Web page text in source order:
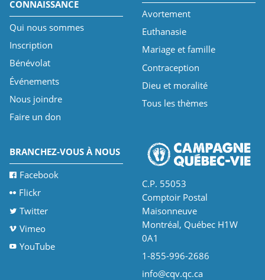
CONNAISSANCE
Qui nous sommes
Inscription
Bénévolat
Événements
Nous joindre
Faire un don
Avortement
Euthanasie
Mariage et famille
Contraception
Dieu et moralité
Tous les thèmes
BRANCHEZ-VOUS À NOUS
Facebook
Flickr
Twitter
Vimeo
YouTube
C.P. 55053
Comptoir Postal
Maisonneuve
Montréal, Québec H1W
0A1
1-855-996-2686
info@cqv.qc.ca